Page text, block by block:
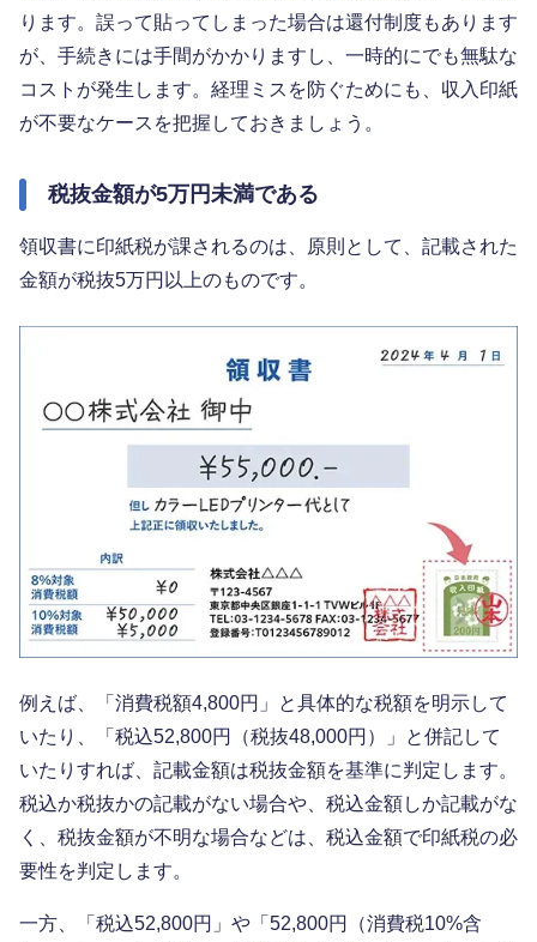
ります。誤って貼ってしまった場合は還付制度もあります
が、手続きには手間がかかりますし、一時的にでも無駄な
コストが発生します。経理ミスを防ぐためにも、収入印紙
が不要なケースを把握しておきましょう。
税抜金額が5万円未満である
領収書に印紙税が課されるのは、原則として、記載された
金額が税抜5万円以上のものです。
例えば、「消費税額4,800円」と具体的な税額を明示して
いたり、「税込52,800円（税抜48,000円）」と併記して
いたりすれば、記載金額は税抜金額を基準に判定します。
税込か税抜かの記載がない場合や、税込金額しか記載がな
く、税抜金額が不明な場合などは、税込金額で印紙税の必
要性を判定します。
一方、「税込52,800円」や「52,800円（消費税10%含